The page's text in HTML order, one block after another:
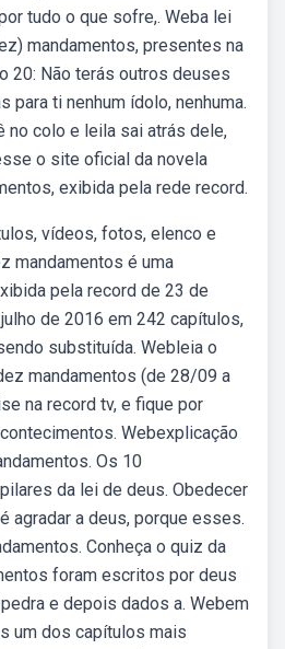
tudo o que sofre,. Weba lei
mandamentos, presentes na
20: Não terás outros deuses
para ti nenhum ídolo, nenhuma.
no colo e leila sai atrás dele,
o site oficial da novela
exibida pela rede record.
vídeos, fotos, elenco e
mandamentos é uma
pela record de 23 de
de 2016 em 242 capítulos,
substituída. Webleia o
mandamentos (de 28/09 a
na record tv, e fique por
Webexplicação
Os 10
da lei de deus. Obedecer
agradar a deus, porque esses.
Conheça o quiz da
foram escritos por deus
e depois dados a. Webem
um dos capítulos mais